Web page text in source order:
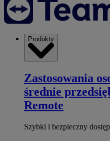
Produkty
Zastosowania
średnie
Remote
Szybki i bezpieczny